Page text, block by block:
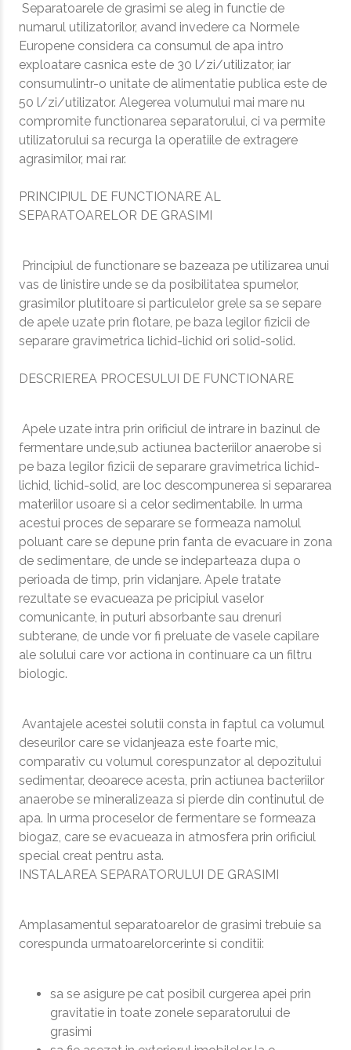
Separatoarele de grasimi se aleg in functie de
numarul utilizatorilor, avand invedere ca Normele
Europene considera ca consumul de apa intro
exploatare casnica este de 30 l/zi/utilizator, iar
consumulintr-o unitate de alimentatie publica este de
50 l/zi/utilizator. Alegerea volumului mai mare nu
compromite functionarea separatorului, ci va permite
utilizatorului sa recurga la operatiile de extragere
agrasimilor, mai rar.
PRINCIPIUL DE FUNCTIONARE AL
SEPARATOARELOR DE GRASIMI
Principiul de functionare se bazeaza pe utilizarea unui
vas de linistire unde se da posibilitatea spumelor,
grasimilor plutitoare si particulelor grele sa se separe
de apele uzate prin flotare, pe baza legilor fizicii de
separare gravimetrica lichid-lichid ori solid-solid.
DESCRIEREA PROCESULUI DE FUNCTIONARE
Apele uzate intra prin orificiul de intrare in bazinul de
fermentare unde,sub actiunea bacteriilor anaerobe si
pe baza legilor fizicii de separare gravimetrica lichid-
lichid, lichid-solid, are loc descompunerea si separarea
materiilor usoare si a celor sedimentabile. In urma
acestui proces de separare se formeaza namolul
poluant care se depune prin fanta de evacuare in zona
de sedimentare, de unde se indeparteaza dupa o
perioada de timp, prin vidanjare. Apele tratate
rezultate se evacueaza pe pricipiul vaselor
comunicante, in puturi absorbante sau drenuri
subterane, de unde vor fi preluate de vasele capilare
ale solului care vor actiona in continuare ca un filtru
biologic.
Avantajele acestei solutii consta in faptul ca volumul
deseurilor care se vidanjeaza este foarte mic,
comparativ cu volumul corespunzator al depozitului
sedimentar, deoarece acesta, prin actiunea bacteriilor
anaerobe se mineralizeaza si pierde din continutul de
apa. In urma proceselor de fermentare se formeaza
biogaz, care se evacueaza in atmosfera prin orificiul
special creat pentru asta.
INSTALAREA SEPARATORULUI DE GRASIMI
Amplasamentul separatoarelor de grasimi trebuie sa
corespunda urmatoarelorcerinte si conditii:
sa se asigure pe cat posibil curgerea apei prin
gravitatie in toate zonele separatorului de
grasimi